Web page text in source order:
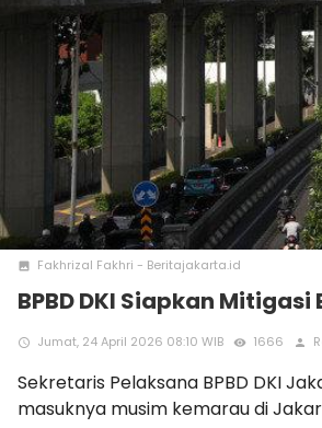
photo Fakhrizal Fakhri - Beritajakarta.id
BPBD DKI Siapkan
access_time Jumat, 24 April 2026 08:10 WIB remove_red_eye 1666 person
Sekretaris Pelaksana BPBD DKI
masuknya musim kemarau di